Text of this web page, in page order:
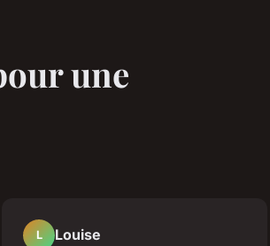
une
L Louise